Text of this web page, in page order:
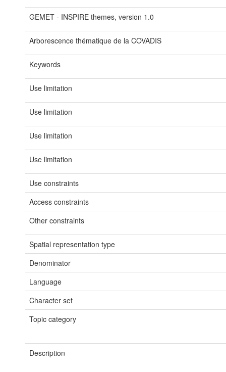
GEMET - INSPIRE themes, version 1.0
Arborescence thématique de la COVADIS
Keywords
Use limitation
Use limitation
Use limitation
Use limitation
Use constraints
Access constraints
Other constraints
Spatial representation type
Denominator
Language
Character set
Topic category
Description